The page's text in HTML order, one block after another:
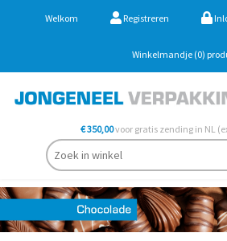
Welkom Registreren
Winkelmandje (0)
€ 350,00voor gratis zending in NL